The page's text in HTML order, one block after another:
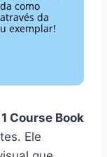
como
da
exemplar!
Course Book
Ele